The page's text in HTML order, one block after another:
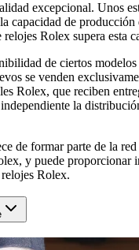
excepcional. Unos
capacidad de producción
relojes Rolex supera esta
de ciertos
se venden
Rolex, que reciben
la
de formar parte de la
y puede proporcionar
Rolex.